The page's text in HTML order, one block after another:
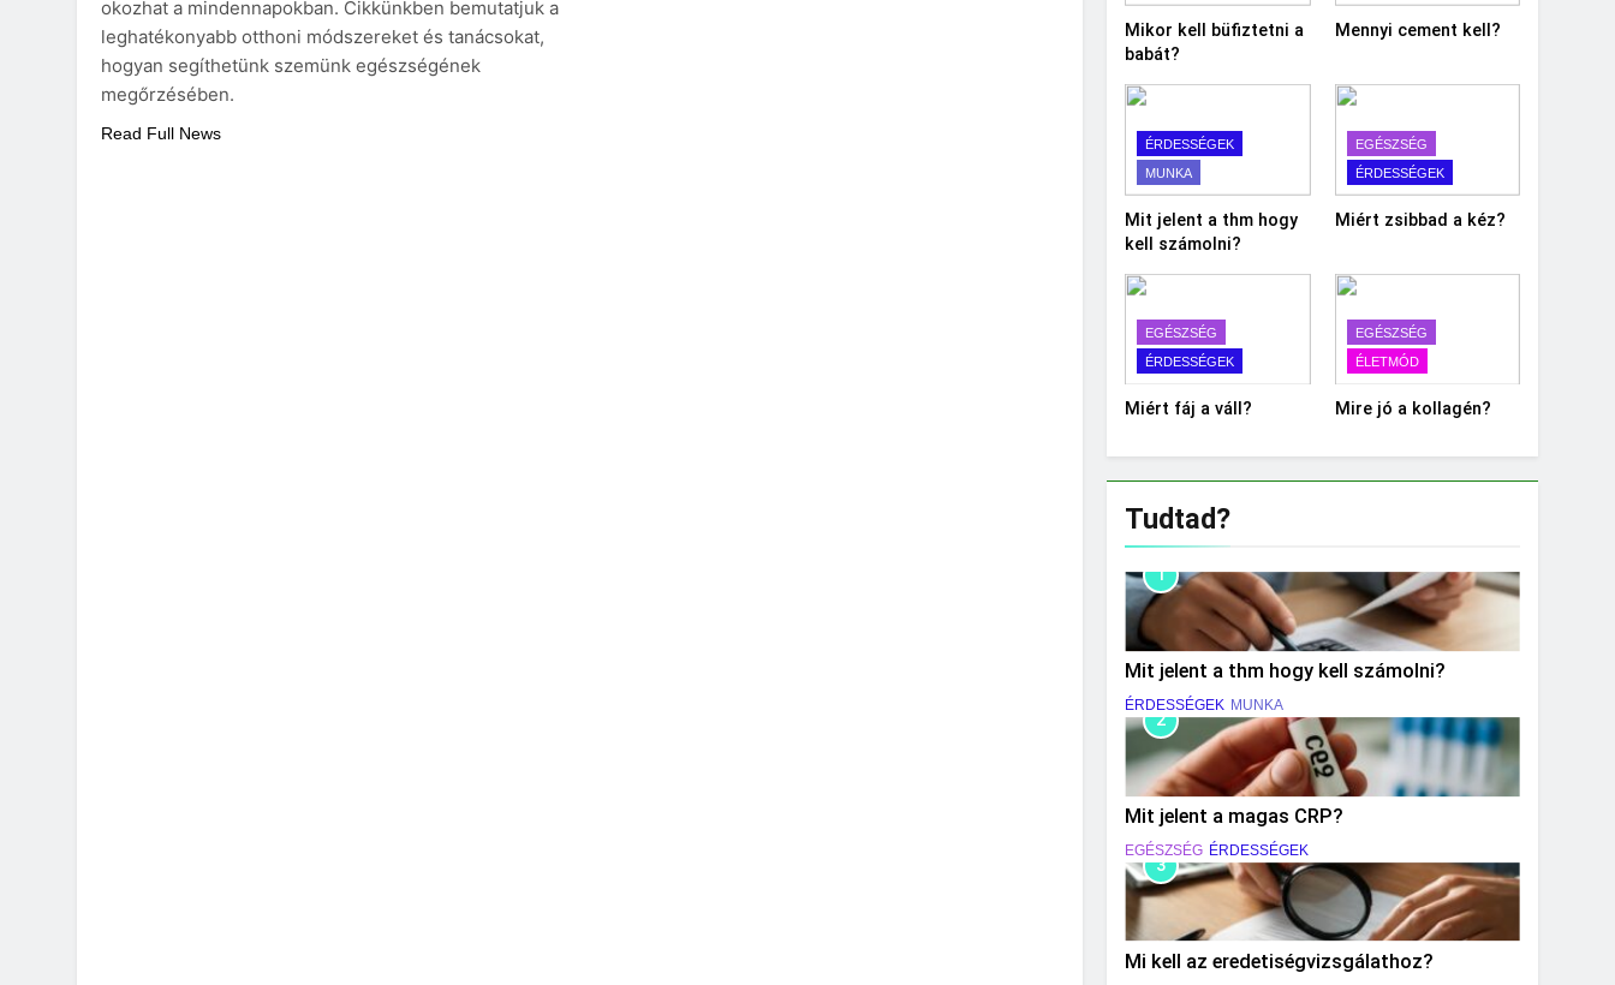
okozhat a mindennapokban. Cikkünkben bemutatjuk a
leghatékonyabb otthoni módszereket és tanácsokat,
hogyan segíthetünk szemünk egészségének
megőrzésében.
Read Full News
Mikor kell büfiztetni a
babát?
Mennyi cement kell?
ÉRDESSÉGEK
MUNKA
Mit jelent a thm hogy
kell számolni?
EGÉSZSÉG
ÉRDESSÉGEK
Miért zsibbad a kéz?
EGÉSZSÉG
ÉRDESSÉGEK
Miért fáj a váll?
EGÉSZSÉG
ÉLETMÓD
Mire jó a kollagén?
Tudtad?
1
Mit jelent a thm hogy kell számolni?
ÉRDESSÉGEK MUNKA
2
Mit jelent a magas CRP?
EGÉSZSÉG ÉRDESSÉGEK
3
Mi kell az eredetiségvizsgálathoz?